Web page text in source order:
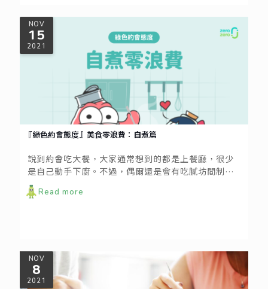
NOV
15
2021
『綠色約會態度』美食零浪費：自煮篇
說到約會吃大餐，大家通常想到的都是上餐廳，很少
是自己動手下廚。不過，偶爾還是會有吃膩坊間制式
餐點的時候，或是純粹想在家裡享受專屬兩人的用餐
時光，你說對不對？這時不妨計畫一場綠色約會，除
Read more
NOV
8
2021